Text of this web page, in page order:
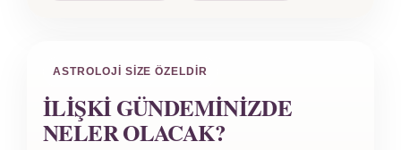
ASTROLOJI SIZE ÖZELDIR
İLIŞKI GÜNDEMINIZDE
NELER OLACAK?